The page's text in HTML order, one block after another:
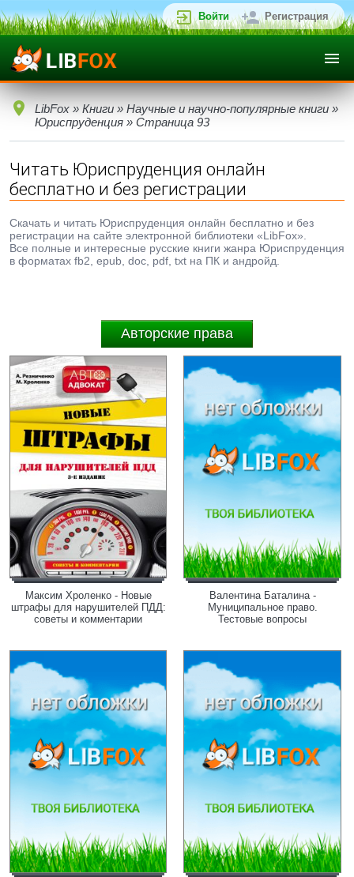
Войти Регистрация
LibFox » Книги » Научные и научно-популярные книги »
Юриспруденция » Страница 93
Читать Юриспруденция онлайн
бесплатно и без регистрации
Скачать и читать Юриспруденция онлайн бесплатно и без
регистрации на сайте электронной библиотеки «LibFox».
Все полные и интересные русские книги жанра Юриспруденция
в форматах fb2, epub, doc, pdf, txt на ПК и андройд.
Авторские права
Максим Хроленко - Новые
штрафы для нарушителей ПДД:
советы и комментарии
Валентина Баталина -
Муниципальное право.
Тестовые вопросы